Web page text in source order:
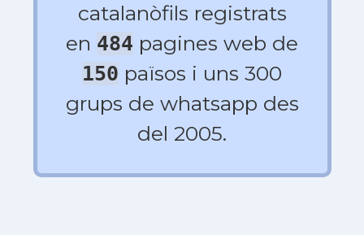
catalanòfils registrats
en 484 pagines web de
150 països i uns 300
grups de whatsapp des
del 2005.